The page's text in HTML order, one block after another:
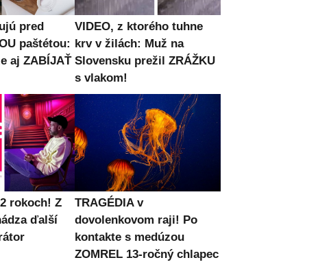
pred
paštétou:
aj ZABÍJAŤ
VIDEO, z ktorého tuhne
krv v žilách: Muž na
Slovensku prežil ZRÁŽKU
s vlakom!
rokoch! Z
ďalší
TRAGÉDIA v
dovolenkovom raji! Po
kontakte s medúzou
ZOMREL 13-ročný chlapec